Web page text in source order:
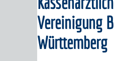
HILFE
Vereinigung
Württemberg